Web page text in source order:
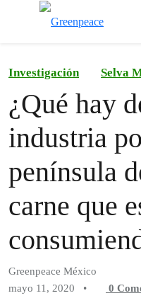
Investigación Selva
¿Qué hay
industria
península
carne que
Greenpeace México
mayo 11, 2020
• 0